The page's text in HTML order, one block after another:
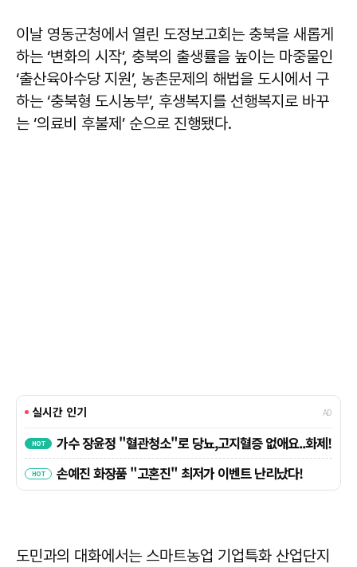
이날 영동군청에서 열린 도정보고회는 충북을 새롭게
하는 ‘변화의 시작’, 충북의 출생률을 높이는 마중물인
‘출산육아수당 지원’, 농촌문제의 해법을 도시에서 구
하는 ‘충북형 도시농부’, 후생복지를 선행복지로 바꾸
는 ‘의료비 후불제’ 순으로 진행됐다.
도민과의 대화에서는 스마트농업 기업특화 산업단지